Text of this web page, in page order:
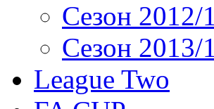
Сезон 2012/
Сезон 2013/
League Two